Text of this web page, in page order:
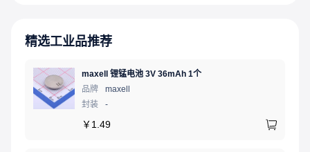
精选工业品推荐
maxell 锂锰电池 3V 36mAh 1个
品牌
maxell
封装
-
￥ 1.49